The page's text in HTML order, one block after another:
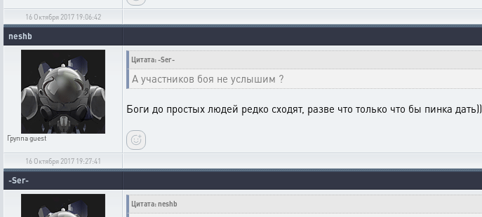
16 Октября 2017 19:06:42
neshb
Группаguest
Цитата: -Ser-
А участников боя не услышим ?
Боги до простых людей редко сходят, разве что только что бы пинка дать))
16 Октября 2017 19:27:41
-Ser-
Цитата: neshb